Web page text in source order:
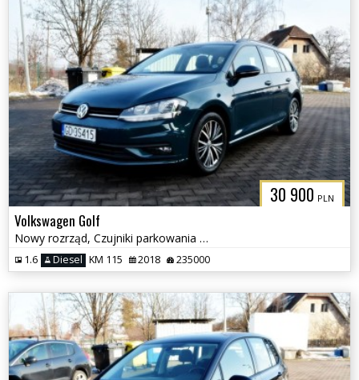
30 900 PLN
Volkswagen Golf
Nowy rozrząd, Czujniki parkowania przód i tył, Ksenon
1.6 Diesel KM 115 2018 235000